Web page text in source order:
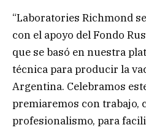
“Laboratories Richmond
con el apoyo del Fondo
que se basó en nuestra
técnica para producir la
Argentina. Celebramos
premiaremos con trabajo,
profesionalismo, para